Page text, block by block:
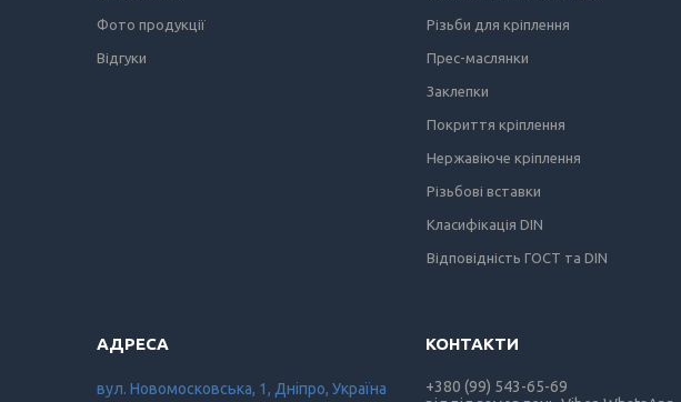
Фото продукції
Відгуки
Різьби для кріплення
Прес-маслянки
Заклепки
Покриття кріплення
Нержавіюче кріплення
Різьбові вставки
Класифікація DIN
Відповідність ГОСТ та DIN
вул. Новомосковська, 1, Дніпро, Україна
+380 (99) 543-65-69